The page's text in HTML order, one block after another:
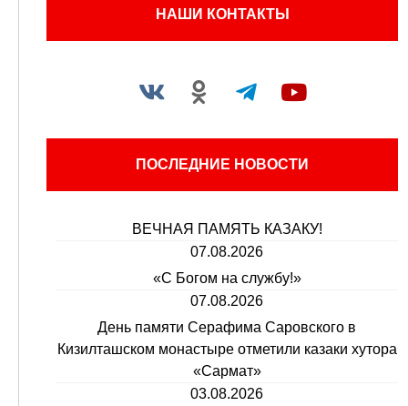
НАШИ КОНТАКТЫ
ПОСЛЕДНИЕ НОВОСТИ
ВЕЧНАЯ ПАМЯТЬ КАЗАКУ!
07.08.2026
«С Богом на службу!»
07.08.2026
День памяти Серафима Саровского в
Кизилташском монастыре отметили казаки хутора
«Сармат»
03.08.2026